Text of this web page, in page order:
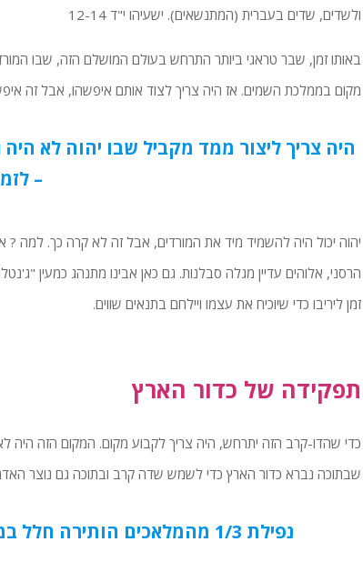
ולשדים, שדים בעברית (המתנשאים). ישעיהו י"ד 12-14
באותו זמן, שבר טראגי ביותר התרחש בעולם המושלם הזה, שבו
מקום בממלכת השמים. אז היה צריך לצוד אותם איפשהו, אבל זה
היה צריך ליצור ממד מקביל שבו יהוה לא
–
יהוה יכול היה להשמיד מיד את המורדים, אבל זה לא קרה כך. למה
הרסני, אלוהים עדיין מגלה סבלנות. גם כאן אבינו מתנהג כמעין
זמן ליריבו כדי שיוכיח את עצמו ויילחם בתנאים שווים.
תפקידה של כדור הארץ
כדי שהדו-קרב הזה יתרחש, היה צריך לקבוע מקום. המקום הזה
שבתוכה נברא כדור הארץ כדי לשמש שדה קרב ובתוכה גם נוצר
נפילת 1/3 מהמלאכים הותירה חלל בממלכה המושלמת המקורית של יהוה.